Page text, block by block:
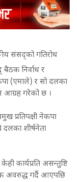
संसद्को गतिरोध
निर्वाध र
(एमाले) र सो दलका
आग्रह गरेको छ ।
प्रतिपक्षी नेकपा
दलका शीर्षनेता
कार्यप्रति असन्तुष्टि
अवरुद्ध गर्दै आएपछि